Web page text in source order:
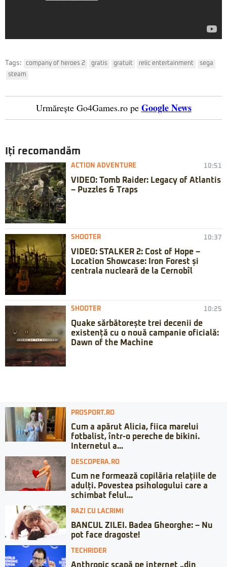
Tags: company of heroes 2 gratis gratuit relic entertainment
sega
steam
Urmărește Go4Games.ro pe Google News
Iți recomandăm
ACTION ADVENTURE 10:51
VIDEO: Tomb Raider: Legacy of Atlantis
– Puzzles & Traps
SHOOTER 10:37
VIDEO: STALKER 2: Cost of Hope –
Location Showcase: Iron Forest și
centrala nucleară de la Cernobîl
SHOOTER 10:25
Quake sărbătorește trei decenii de
existență cu o nouă campanie oficială:
Dawn of the Machine
PROSPORT.RO
Cum a apărut Alicia, fiica marelui
fotbalist, într-o pereche de bikini.
Internetul a...
DESCOPERA.RO
Cum ne formează copilăria relațiile de
adulți. Povestea psihologului care a
schimbat felul...
RAZI CU LACRIMI
BANCUL ZILEI. Badea Gheorghe: – Nu
pot face dragoste!
TECHRIDER
Anthropic scapă pe internet „din